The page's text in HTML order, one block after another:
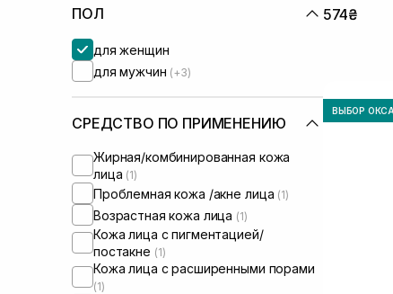
ПОЛ
для женщин
для мужчин (+3)
СРЕДСТВО ПО ПРИМЕНЕНИЮ
Жирная/комбинированная кожа
лица (1)
Проблемная кожа /акне лица (1)
Возрастная кожа лица (1)
Кожа лица с пигментацией/
постакне (1)
Кожа лица с расширенными порами
(1)
574₴
ВЫБОР